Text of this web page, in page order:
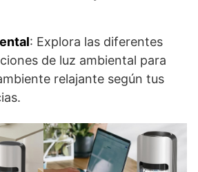
: Explora las diferentes
de luz ambiental para
relajante según tus